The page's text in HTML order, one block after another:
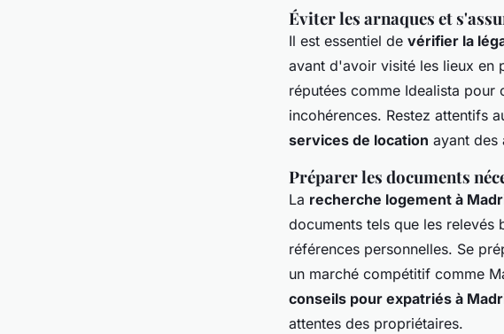
Éviter les arnaques et
Il est essentiel de vérifier la
avant d'avoir visité les lieux en
réputées comme Idealista pour
incohérences. Restez attentifs
services de location ayant des
Préparer les documents
La recherche logement à
documents tels que les
références personnelles. Se
un marché compétitif comme
conseils pour expatriés à
attentes des propriétaires.